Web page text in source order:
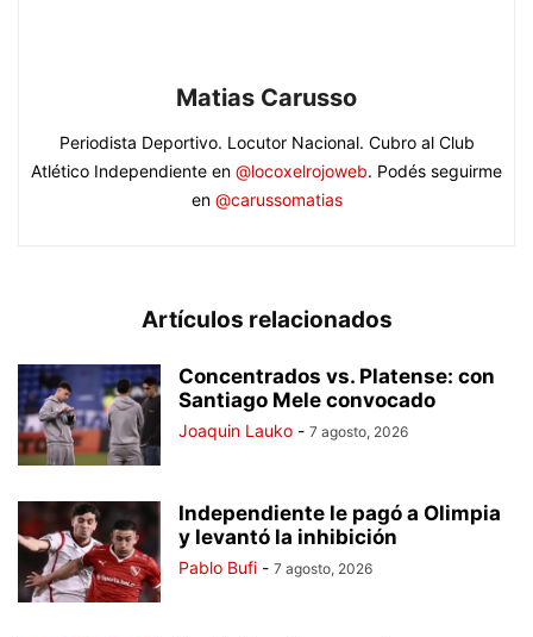
Matias Carusso
Periodista Deportivo. Locutor Nacional. Cubro al Club
Atlético Independiente en @locoxelrojoweb. Podés seguirme
en @carussomatias
Artículos relacionados
Concentrados vs. Platense: con
Santiago Mele convocado
Joaquin Lauko - 7 agosto, 2026
Independiente le pagó a Olimpia
y levantó la inhibición
Pablo Bufi - 7 agosto, 2026